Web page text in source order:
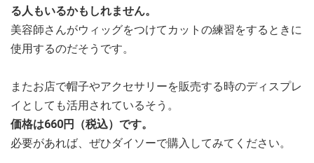
る人もいるかもしれません。
美容師さんがウィッグをつけてカットの練習をするときに
使用するのだそうです。
またお店で帽子やアクセサリーを販売する時のディスプレ
イとしても活用されているそう。
価格は660円（税込）です。
必要があれば、ぜひダイソーで購入してみてください。